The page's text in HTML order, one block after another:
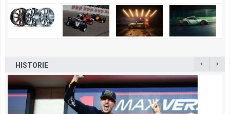
HISTORIE